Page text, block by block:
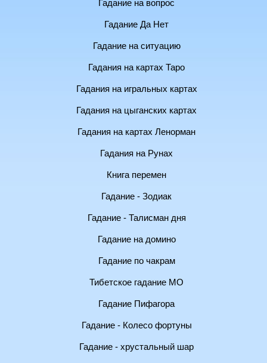
Гадание на вопрос
Гадание Да Нет
Гадание на ситуацию
Гадания на картах Таро
Гадания на игральных картах
Гадания на цыганских картах
Гадания на картах Ленорман
Гадания на Рунах
Книга перемен
Гадание - Зодиак
Гадание - Талисман дня
Гадание на домино
Гадание по чакрам
Тибетское гадание МО
Гадание Пифагора
Гадание - Колесо фортуны
Гадание - хрустальный шар